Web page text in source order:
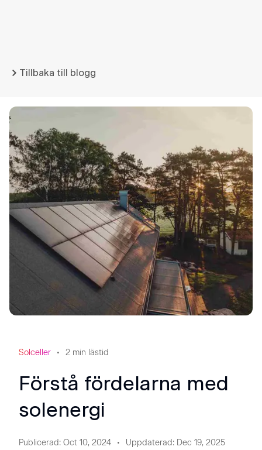
Tillbaka till blogg
Solceller 2 min lästid
Förstå fördelarna med
solenergi
Publicerad: Oct 10, 2024 Uppdaterad: Dec 19, 2025